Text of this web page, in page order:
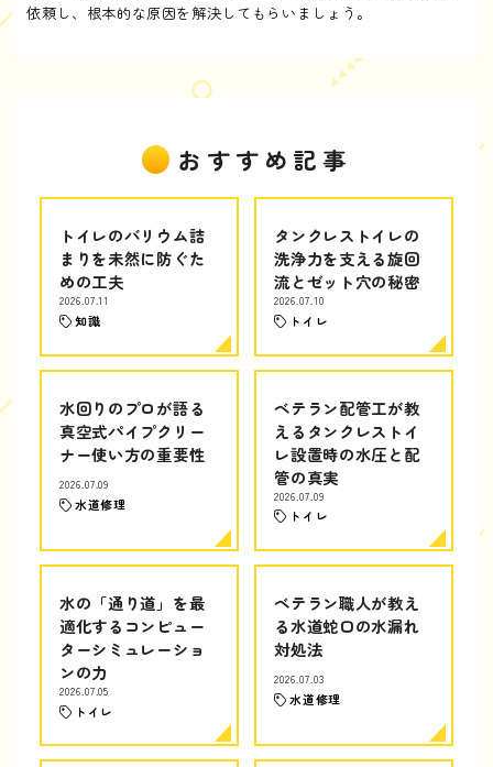
依頼し、根本的な原因を解決してもらいましょう。
おすすめ記事
トイレのバリウム詰
まりを未然に防ぐた
めの工夫
2026.07.11
知識
タンクレストイレの
洗浄力を支える旋回
流とゼット穴の秘密
2026.07.10
トイレ
水回りのプロが語る
真空式パイプクリー
ナー使い方の重要性
2026.07.09
水道修理
ベテラン配管工が教
えるタンクレストイ
レ設置時の水圧と配
管の真実
2026.07.09
トイレ
水の「通り道」を最
適化するコンピュー
ターシミュレーショ
ンの力
2026.07.05
トイレ
ベテラン職人が教え
る水道蛇口の水漏れ
対処法
2026.07.03
水道修理